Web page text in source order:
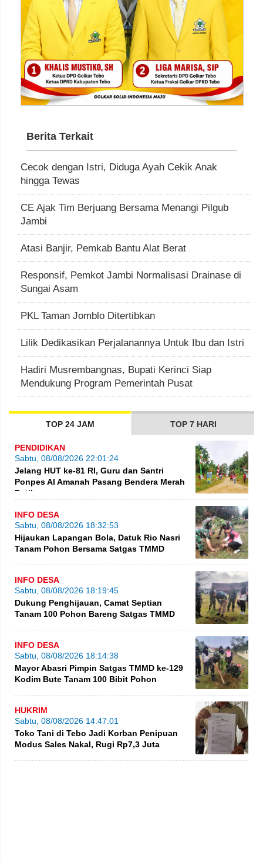
Berita Terkait
Cecok dengan Istri, Diduga Ayah Cekik Anak
hingga Tewas
CE Ajak Tim Berjuang Bersama Menangi Pilgub
Jambi
Atasi Banjir, Pemkab Bantu Alat Berat
Responsif, Pemkot Jambi Normalisasi Drainase di
Sungai Asam
PKL Taman Jomblo Ditertibkan
Lilik Dedikasikan Perjalanannya Untuk Ibu dan Istri
Hadiri Musrembangnas, Bupati Kerinci Siap
Mendukung Program Pemerintah Pusat
TOP 24 JAM TOP 7 HARI
PENDIDIKAN
Sabtu, 08/08/2026 22:01:24
Jelang HUT ke-81 RI, Guru dan Santri
Ponpes Al Amanah Pasang Bendera Merah
Putih
INFO DESA
Sabtu, 08/08/2026 18:32:53
Hijaukan Lapangan Bola, Datuk Rio Nasri
Tanam Pohon Bersama Satgas TMMD
INFO DESA
Sabtu, 08/08/2026 18:19:45
Dukung Penghijauan, Camat Septian
Tanam 100 Pohon Bareng Satgas TMMD
INFO DESA
Sabtu, 08/08/2026 18:14:38
Mayor Abasri Pimpin Satgas TMMD ke-129
Kodim Bute Tanam 100 Bibit Pohon
HUKRIM
Sabtu, 08/08/2026 14:47:01
Toko Tani di Tebo Jadi Korban Penipuan
Modus Sales Nakal, Rugi Rp7,3 Juta